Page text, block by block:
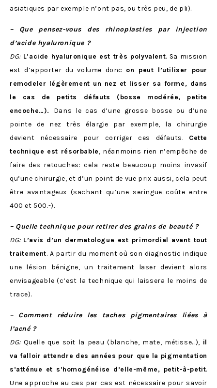
asiatiques par exemple n’ont pas, ou très peu, de pli).
– Que pensez-vous des rhinoplasties par injection
d’acide hyaluronique ?
DG: L’acide hyaluronique est très polyvalent. Sa mission
est d’apporter du volume donc on peut l’utiliser pour
remodeler légèrement un nez et lisser sa forme, dans
le cas de petits défauts (bosse modérée, petite
encoche…). Dans le cas d’une grosse bosse ou d’une
pointe de nez très élargie par exemple, la chirurgie
devient nécessaire pour corriger ces défauts. Cette
technique est résorbable, néanmoins rien n’empêche de
faire des retouches: cela reste beaucoup moins invasif
qu’une chirurgie, et d’un point de vue prix aussi, cela peut
être avantageux (sachant qu’une seringue coûte entre
400 et 500.-).
– Quelle technique pour retirer des grains de beauté ?
DG: L’avis d’un dermatologue est primordial avant tout
traitement. A partir du moment où son diagnostic indique
une lésion bénigne, un traitement laser devient alors
envisageable (c’est la technique qui laissera le moins de
trace).
– Comment réduire les taches pigmentaires liées à
l’acné ?
DG:Quelle que soit la peau (blanche, mate, métisse…), il
va falloir attendre des années pour que la pigmentation
s’atténue et s’homogénéise d’elle-même, petit-à-petit.
Une approche au cas par cas est nécessaire pour savoir